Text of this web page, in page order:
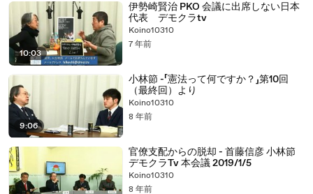
10:03
伊勢崎賢治 PKO 会議に出席しない日本
代表 デモクラtv
Koino10310
7 年前
9:06
小林節 -「憲法って何ですか？」第10回
（最終回）より
Koino10310
8 年前
官僚支配からの脱却 - 首藤信彦 小林節
デモクラTv 本会議 2019/1/5
Koino10310
8 年前